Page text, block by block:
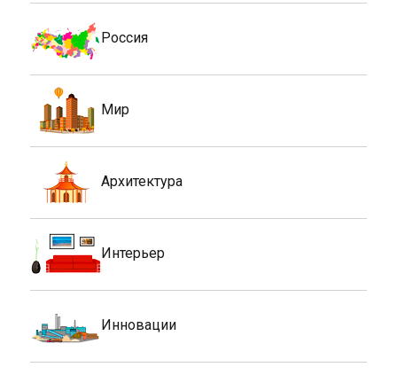
Россия
Мир
Архитектура
Интерьер
Инновации